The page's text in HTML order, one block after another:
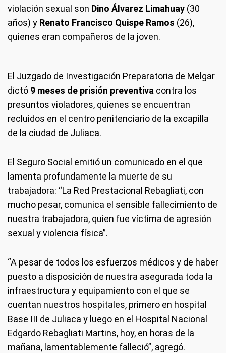
violación sexual son Dino Álvarez Limahuay (30
años) y Renato Francisco Quispe Ramos (26),
quienes eran compañeros de la joven.
El Juzgado de Investigación Preparatoria de Melgar
dictó 9 meses de prisión preventiva contra los
presuntos violadores, quienes se encuentran
recluidos en el centro penitenciario de la excapilla
de la ciudad de Juliaca.
El Seguro Social emitió un comunicado en el que
lamenta profundamente la muerte de su
trabajadora: “La Red Prestacional Rebagliati, con
mucho pesar, comunica el sensible fallecimiento de
nuestra trabajadora, quien fue víctima de agresión
sexual y violencia física”.
“A pesar de todos los esfuerzos médicos y de haber
puesto a disposición de nuestra asegurada toda la
infraestructura y equipamiento con el que se
cuentan nuestros hospitales, primero en hospital
Base III de Juliaca y luego en el Hospital Nacional
Edgardo Rebagliati Martins, hoy, en horas de la
mañana, lamentablemente falleció”, agregó.